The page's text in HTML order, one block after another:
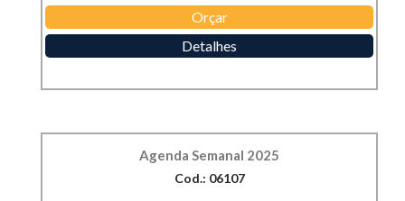
Orçar
Detalhes
Agenda Semanal 2025
Cod.: 06107